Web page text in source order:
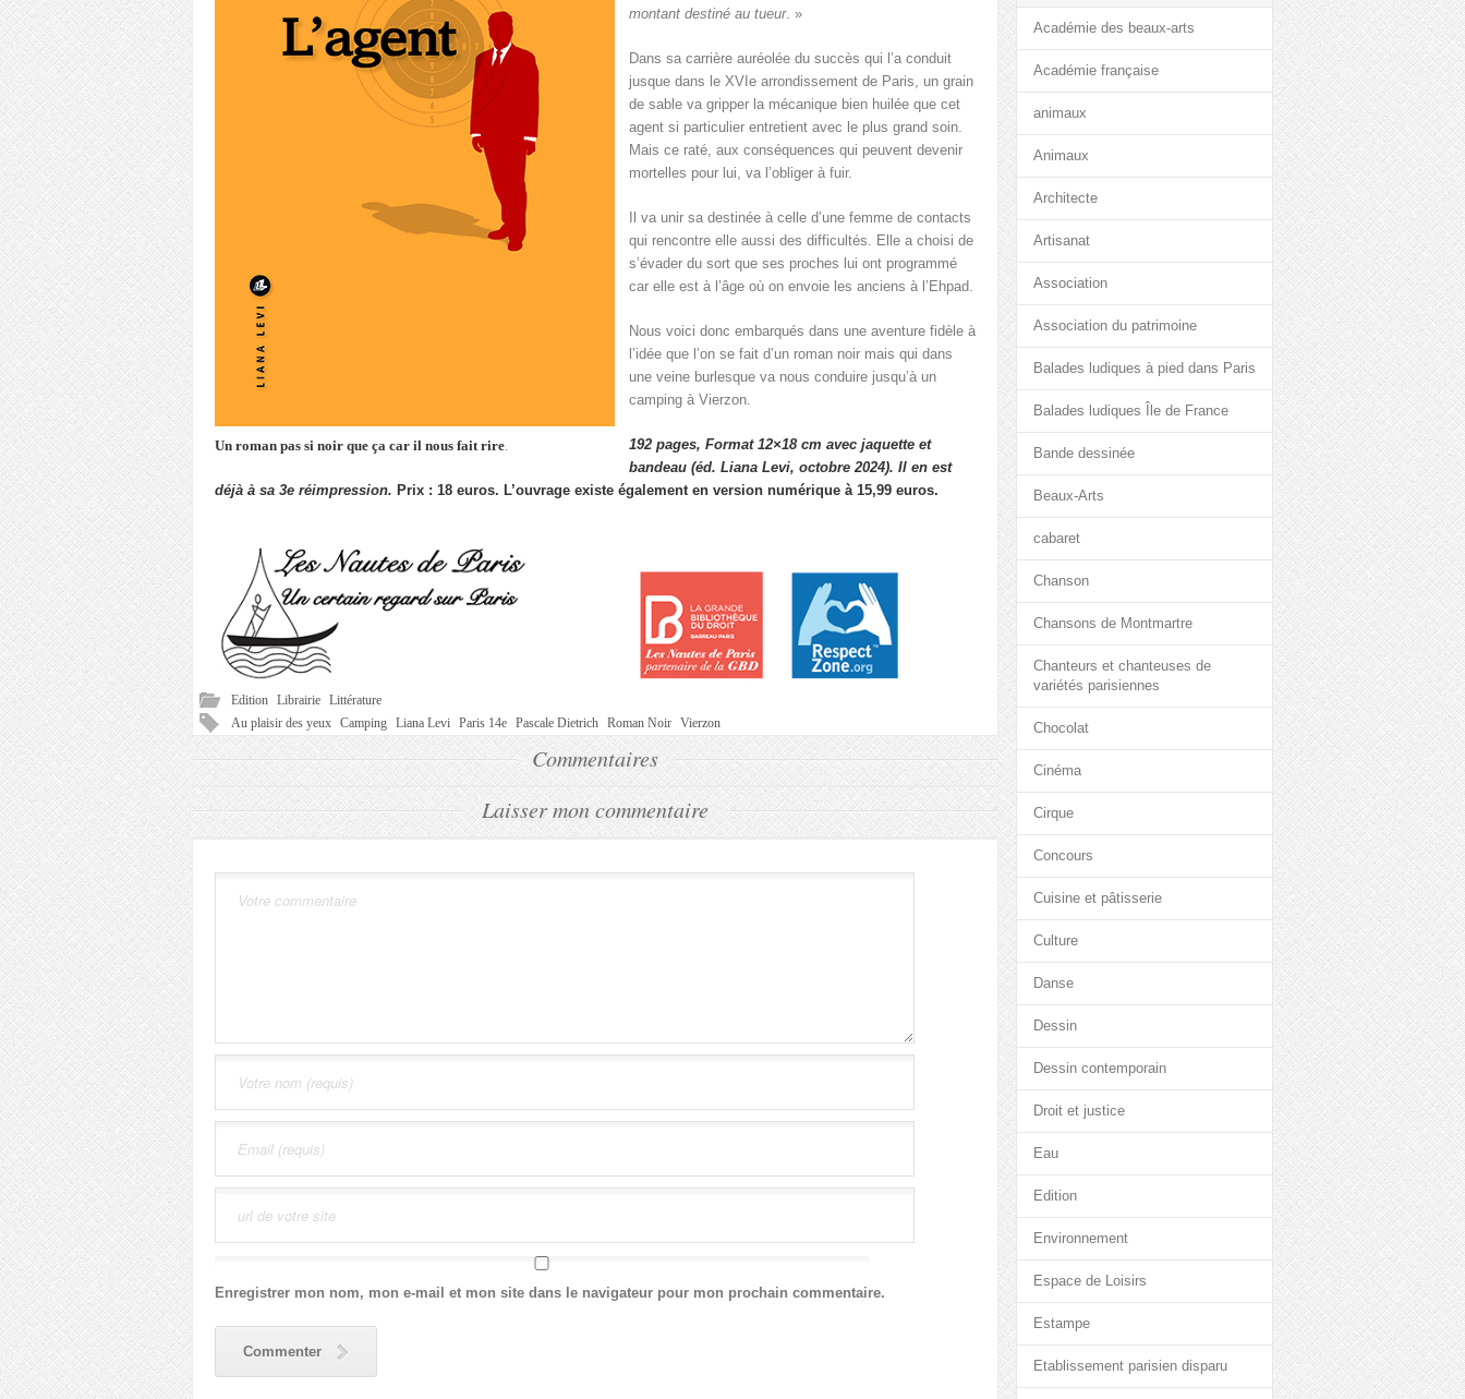
Un roman pas si noir que ça car il nous fait rire
montant destiné au tueur. »
Dans sa carrière auréolée du succès qui l’a conduit
jusque dans le XVIe arrondissement de Paris, un grain
de sable va gripper la mécanique bien huilée que cet
agent si particulier entretient avec le plus grand soin.
Mais ce raté, aux conséquences qui peuvent devenir
mortelles pour lui, va l’obliger à fuir.
Il va unir sa destinée à celle d’une femme de contacts
qui rencontre elle aussi des difficultés. Elle a choisi de
s’évader du sort que ses proches lui ont programmé
car elle est à l’âge où on envoie les anciens à l’Ehpad.
Nous voici donc embarqués dans une aventure fidèle à
l’idée que l’on se fait d’un roman noir mais qui dans
une veine burlesque va nous conduire jusqu’à un
camping à Vierzon.
192 pages, Format 12×18 cm avec jaquette et
bandeau (éd. Liana Levi, octobre 2024). Il en est
déjà à sa 3e réimpression. Prix : 18 euros. L’ouvrage existe également en version numérique à 15,99 euros.
Edition Librairie Littérature
Au plaisir des yeux Camping Liana Levi Paris 14e Pascale Dietrich Roman Noir Vierzon
Commentaires
Laisser mon commentaire
Enregistrer mon nom, mon e-mail et mon site dans le navigateur pour mon prochain commentaire.
Commenter
Académie des beaux-arts
Académie française
animaux
Animaux
Architecte
Artisanat
Association
Association du patrimoine
Balades ludiques à pied dans Paris
Balades ludiques Île de France
Bande dessinée
Beaux-Arts
cabaret
Chanson
Chansons de Montmartre
Chanteurs et chanteuses de
variétés parisiennes
Chocolat
Cinéma
Cirque
Concours
Cuisine et pâtisserie
Culture
Danse
Dessin
Dessin contemporain
Droit et justice
Eau
Edition
Environnement
Espace de Loisirs
Estampe
Etablissement parisien disparu